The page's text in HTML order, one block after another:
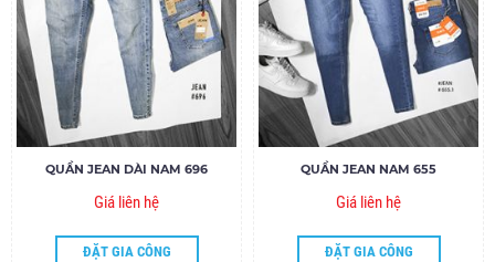
QUẦN JEAN DÀI NAM 696
Giá liên hệ
ĐẶT GIA CÔNG
QUẦN JEAN NAM 655
Giá liên hệ
ĐẶT GIA CÔNG